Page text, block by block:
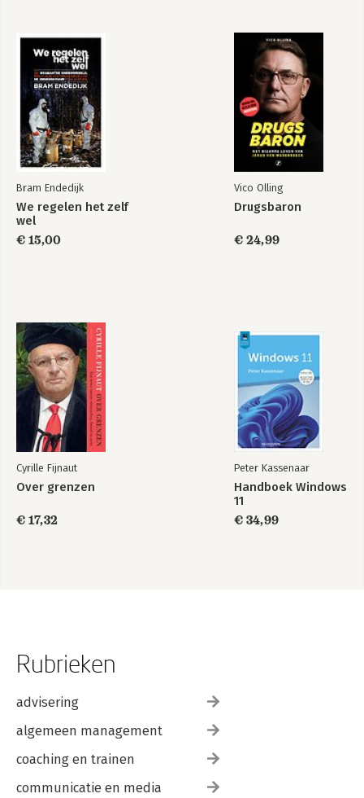
19 Waarom Windows 365 het toekomstige besturingssysteem is
20 Je baas overtuigen om over te stappen op Windows 365
Index
Bram Endedijk
We regelen het zelf
wel
€ 15,00
Vico Olling
Drugsbaron
€ 24,99
Cyrille Fijnaut
Over grenzen
€ 17,32
Peter Kassenaar
Handboek Windows
11
€ 34,99
Rubrieken
advisering
algemeen management
coaching en trainen
communicatie en media